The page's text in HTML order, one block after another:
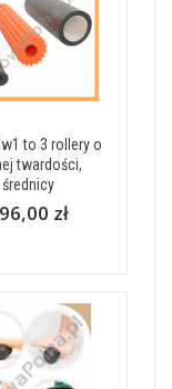
to 3 rollery o
twardości,
średnicy
zł